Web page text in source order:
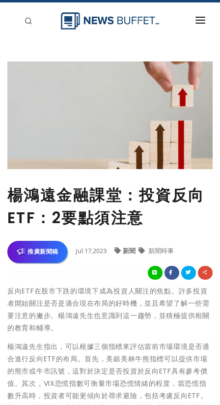
楊鴻遠金融課堂：投資反向
ETF：2要點須注意
推廣新聞稿 Jul 17,2023 新聞 新聞時事
反向ETF在股市下跌的環境下成為投資人關注的焦點。許多投資
者開始關注是否是適合現在布局的好時機，並且希望了解一些需
要注意的撇步。楊鴻遠先生也意識到這一趨勢，並積極提供相關
的教育和輔導。
楊鴻遠先生指出，可以根據三個指標來評估當前市場環境是否適
合進行反向ETF的布局。首先，美銀美林牛熊指標可以提供市場
的熊市或牛市訊號，這對於決定是否投資於反向ETF具有參考價
值。其次，VIX恐慌指數可衡量市場恐慌情緒的程度，當恐慌指
數升高時，投資者可能更傾向於尋求避險，包括考慮反向ETF。